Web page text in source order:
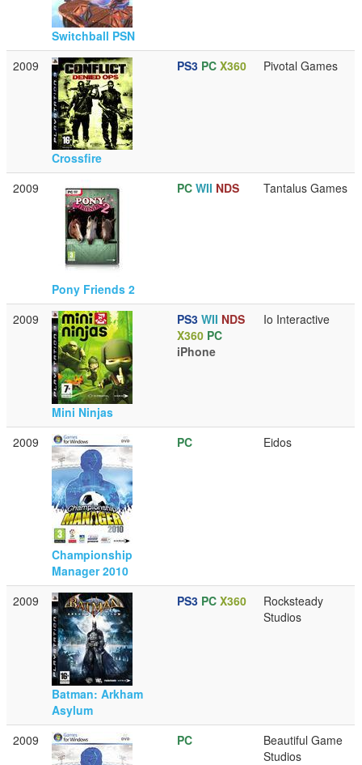
Switchball PSN
2009
Crossfire
PS3 PC X360 Pivotal Games
2009
Pony Friends 2
PC WII NDS Tantalus Games
2009
Mini Ninjas
PS3 WII NDS
X360 PC
iPhone
Io Interactive
2009
Championship
Manager 2010
PC Eidos
2009
Batman: Arkham
Asylum
PS3 PC X360
Rocksteady
Studios
2009 PC
Beautiful Game
Studios